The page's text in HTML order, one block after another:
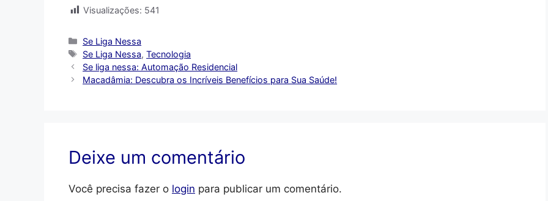
Visualizações: 541
Categorias
Se Liga Nessa
Tags
Se Liga Nessa,Tecnologia
Se liga nessa: Automação Residencial
Macadâmia: Descubra os Incríveis Benefícios para Sua Saúde!
Deixe um comentário
Você precisa fazer o login para publicar um comentário.